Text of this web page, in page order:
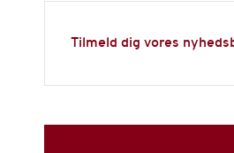
Tilmeld dig vores